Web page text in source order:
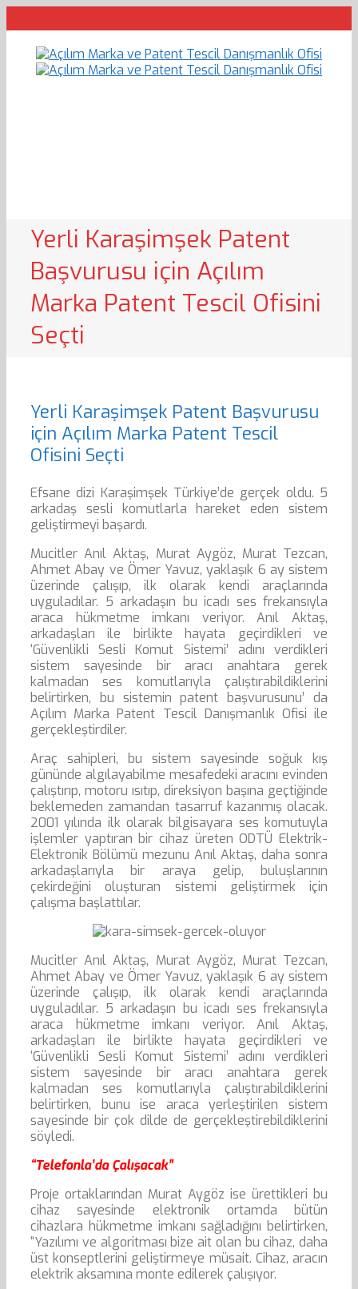
Yerli Karaşimşek Patent
Başvurusu için Açılım
Marka Patent Tescil Ofisini
Seçti
Yerli Karaşimşek Patent Başvurusu
için Açılım Marka Patent Tescil
Ofisini Seçti
Efsane dizi Karaşimşek Türkiye’de gerçek oldu. 5
arkadaş sesli komutlarla hareket eden sistem
geliştirmeyi başardı.
Mucitler Anıl Aktaş, Murat Aygöz, Murat Tezcan,
Ahmet Abay ve Ömer Yavuz, yaklaşık 6 ay sistem
üzerinde çalışıp, ilk olarak kendi araçlarında
uyguladılar. 5 arkadaşın bu icadı ses frekansıyla
araca hükmetme imkanı veriyor. Anıl Aktaş,
arkadaşları ile birlikte hayata geçirdikleri ve
‘Güvenlikli Sesli Komut Sistemi’ adını verdikleri
sistem sayesinde bir aracı anahtara gerek
kalmadan ses komutlarıyla çalıştırabildiklerini
belirtirken, bu sistemin patent başvurusunu’ da
Açılım Marka Patent Tescil Danışmanlık Ofisi ile
gerçekleştirdiler.
Araç sahipleri, bu sistem sayesinde soğuk kış
gününde algılayabilme mesafedeki aracını evinden
çalıştırıp, motoru ısıtıp, direksiyon başına geçtiğinde
beklemeden zamandan tasarruf kazanmış olacak.
2001 yılında ilk olarak bilgisayara ses komutuyla
işlemler yaptıran bir cihaz üreten ODTÜ Elektrik-
Elektronik Bölümü mezunu Anıl Aktaş, daha sonra
arkadaşlarıyla bir araya gelip, buluşlarının
çekirdeğini oluşturan sistemi geliştirmek için
çalışma başlattılar.
Mucitler Anıl Aktaş, Murat Aygöz, Murat Tezcan,
Ahmet Abay ve Ömer Yavuz, yaklaşık 6 ay sistem
üzerinde çalışıp, ilk olarak kendi araçlarında
uyguladılar. 5 arkadaşın bu icadı ses frekansıyla
araca hükmetme imkanı veriyor. Anıl Aktaş,
arkadaşları ile birlikte hayata geçirdikleri ve
‘Güvenlikli Sesli Komut Sistemi’ adını verdikleri
sistem sayesinde bir aracı anahtara gerek
kalmadan ses komutlarıyla çalıştırabildiklerini
belirtirken, bunu ise araca yerleştirilen sistem
sayesinde bir çok dilde de gerçekleştirebildiklerini
söyledi.
“Telefonla’da Çalışacak”
Proje ortaklarından Murat Aygöz ise ürettikleri bu
cihaz sayesinde elektronik ortamda bütün
cihazlara hükmetme imkanı sağladığını belirtirken,
“Yazılımı ve algoritması bize ait olan bu cihaz, daha
üst konseptlerini geliştirmeye müsait. Cihaz, aracın
elektrik aksamına monte edilerek çalışıyor.